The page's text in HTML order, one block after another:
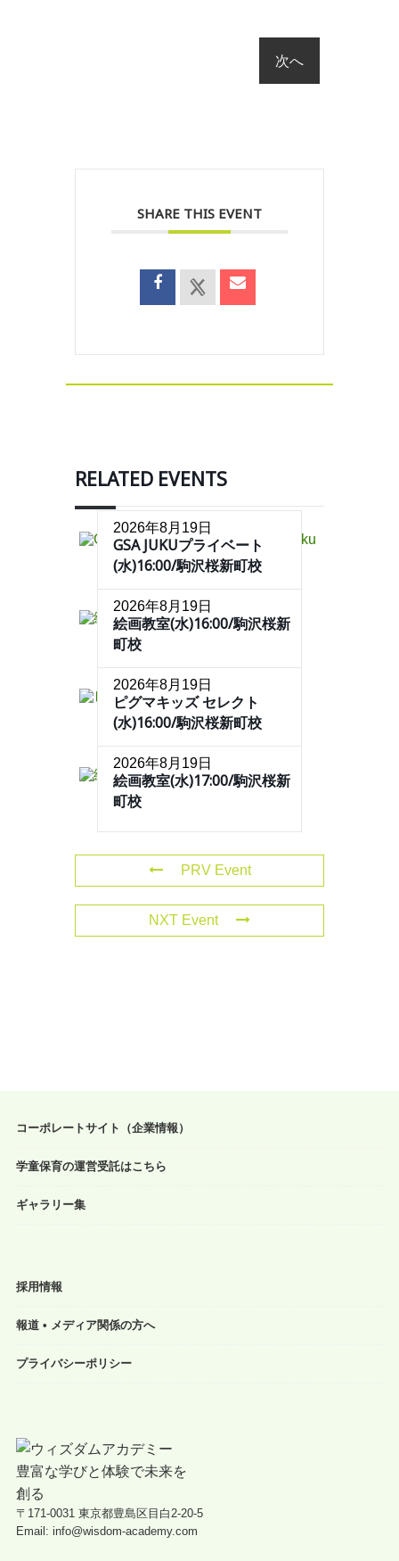
SHARE THIS EVENT
RELATED EVENTS
2026年8月19日
GSA JUKUプライベート
(水)16:00/駒沢桜新町校
2026年8月19日
絵画教室(水)16:00/駒沢桜新
町校
2026年8月19日
ピグマキッズ セレクト
(水)16:00/駒沢桜新町校
2026年8月19日
絵画教室(水)17:00/駒沢桜新
町校
PRV Event
NXT Event
コーポレートサイト（企業情報）
学童保育の運営受託はこちら
ギャラリー集
採用情報
報道 • メディア関係の方へ
プライバシーポリシー
〒171-0031 東京都豊島区目白2-20-5
Email: info@wisdom-academy.com